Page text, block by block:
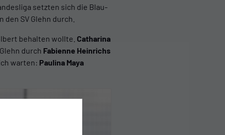
setzten sich die Blau-
den SV Glehn durch.
behalten wollte. Catharina
durch Fabienne Heinrichs
warten: Paulina Maya